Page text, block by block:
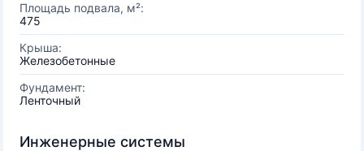
Площадь подвала, м²:
475
Крыша:
Железобетонные
Фундамент:
Ленточный
Инженерные системы